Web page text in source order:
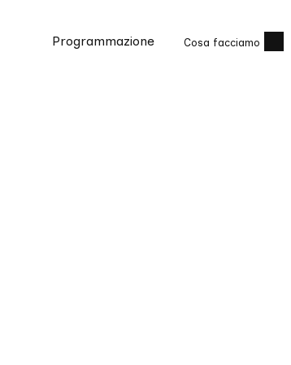
Programmazione Cosa facciamo